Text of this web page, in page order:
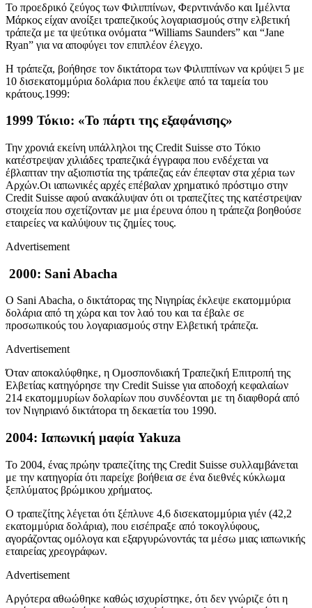
Το προεδρικό ζεύγος των Φιλιππίνων, Φερντινάνδο και Ιμέλντα
Μάρκος είχαν ανοίξει τραπεζικούς λογαριασμούς στην ελβετική
τράπεζα με τα ψεύτικα ονόματα “Williams Saunders” και “Jane
Ryan” για να αποφύγει τον επιπλέον έλεγχο.
Η τράπεζα, βοήθησε τον δικτάτορα των Φιλιππίνων να κρύψει 5 με
10 δισεκατομμύρια δολάρια που έκλεψε από τα ταμεία του
κράτους.1999:
1999 Τόκιο: «Το πάρτι της εξαφάνισης»
Την χρονιά εκείνη υπάλληλοι της Credit Suisse στο Τόκιο
κατέστρεψαν χιλιάδες τραπεζικά έγγραφα που ενδέχεται να
έβλαπταν την αξιοπιστία της τράπεζας εάν έπεφταν στα χέρια των
Αρχών.Οι ιαπωνικές αρχές επέβαλαν χρηματικό πρόστιμο στην
Credit Suisse αφού ανακάλυψαν ότι οι τραπεζίτες της κατέστρεψαν
στοιχεία που σχετίζονταν με μια έρευνα όπου η τράπεζα βοηθούσε
εταιρείες να καλύψουν τις ζημίες τους.
Advertisement
2000: Sani Abacha
Ο Sani Abacha, ο δικτάτορας της Νιγηρίας έκλεψε εκατομμύρια
δολάρια από τη χώρα και τον λαό του και τα έβαλε σε
προσωπικούς του λογαριασμούς στην Ελβετική τράπεζα.
Advertisement
Όταν αποκαλύφθηκε, η Ομοσπονδιακή Τραπεζική Επιτροπή της
Ελβετίας κατηγόρησε την Credit Suisse για αποδοχή κεφαλαίων
214 εκατομμυρίων δολαρίων που συνδέονται με τη διαφθορά από
τον Νιγηριανό δικτάτορα τη δεκαετία του 1990.
2004: Ιαπωνική μαφία Yakuza
Το 2004, ένας πρώην τραπεζίτης της Credit Suisse συλλαμβάνεται
με την κατηγορία ότι παρείχε βοήθεια σε ένα διεθνές κύκλωμα
ξεπλύματος βρώμικου χρήματος.
Ο τραπεζίτης λέγεται ότι ξέπλυνε 4,6 δισεκατομμύρια γιέν (42,2
εκατομμύρια δολάρια), που εισέπραξε από τοκογλύφους,
αγοράζοντας ομόλογα και εξαργυρώνοντάς τα μέσω μιας ιαπωνικής
εταιρείας χρεογράφων.
Advertisement
Αργότερα αθωώθηκε καθώς ισχυρίστηκε, ότι δεν γνώριζε ότι η